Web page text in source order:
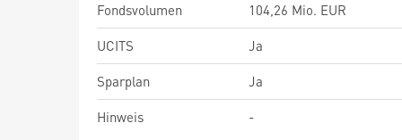
Fondsvolumen
104,26 Mio. EUR
UCITS
Ja
Sparplan
Ja
Hinweis
-